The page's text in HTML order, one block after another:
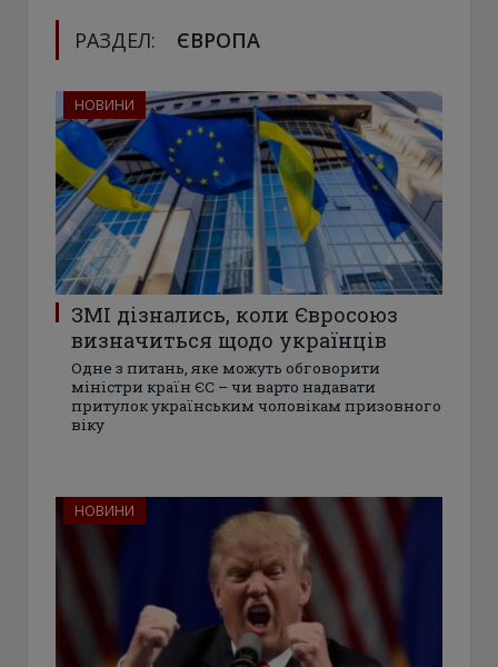
РАЗДЕЛ: ЄВРОПА
НОВИНИ
ЗМІ дізнались, коли Євросоюз
визначиться щодо українців
Одне з питань, яке можуть обговорити
міністри країн ЄС – чи варто надавати
притулок українським чоловікам призовного
віку
НОВИНИ